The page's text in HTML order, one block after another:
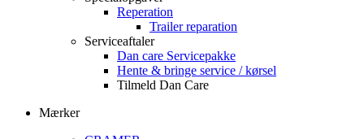
Reperation
Trailer reparation
Serviceaftaler
Dan care Servicepakke
Hente & bringe service / kørsel
Tilmeld Dan Care
Mærker